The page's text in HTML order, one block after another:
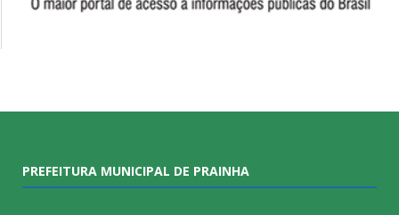
PREFEITURA MUNICIPAL DE PRAINHA